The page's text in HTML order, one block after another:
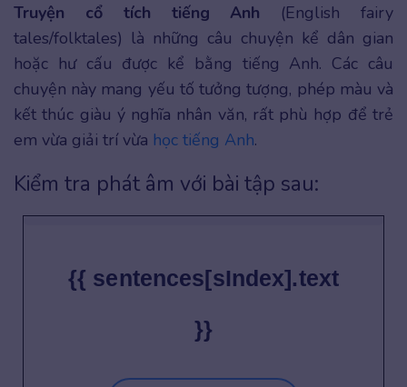
Truyện cổ tích tiếng Anh (English fairy
tales/folktales) là những câu chuyện kể dân gian
hoặc hư cấu được kể bằng tiếng Anh. Các câu
chuyện này mang yếu tố tưởng tượng, phép màu và
kết thúc giàu ý nghĩa nhân văn, rất phù hợp để trẻ
em vừa giải trí vừa học tiếng Anh.
Kiểm tra phát âm với bài tập sau:
{{ sentences[sIndex].text
}}